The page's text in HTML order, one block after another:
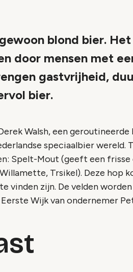
blond bier.
door mensen met
gastvrijheid,
bier.
Walsh, een
speciaalbier wereld.
Spelt-Mout (geeft een frisse
Trsikel). Deze hop
vinden zijn. De velden
Wijk van ondernemer